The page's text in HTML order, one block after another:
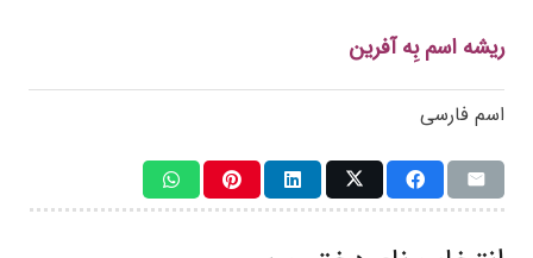
ریشه اسم بِه آفرین
اسم فارسی